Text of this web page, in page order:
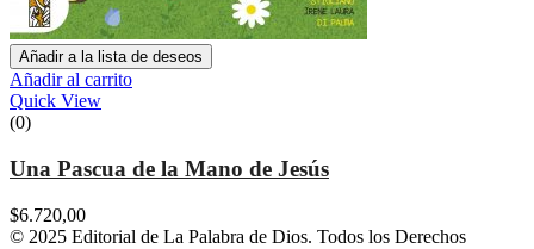
Añadir a la lista de deseos
Añadir al carrito
Quick View
(0)
Una Pascua de la Mano de Jesús
$6.720,00
© 2025 Editorial de La Palabra de Dios. Todos los Derechos